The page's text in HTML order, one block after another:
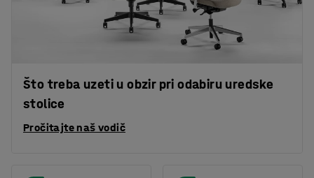
Što treba uzeti u obzir pri odabiru uredske
stolice
Pročitajte naš vodič